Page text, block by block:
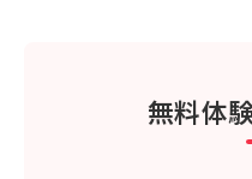
無料体